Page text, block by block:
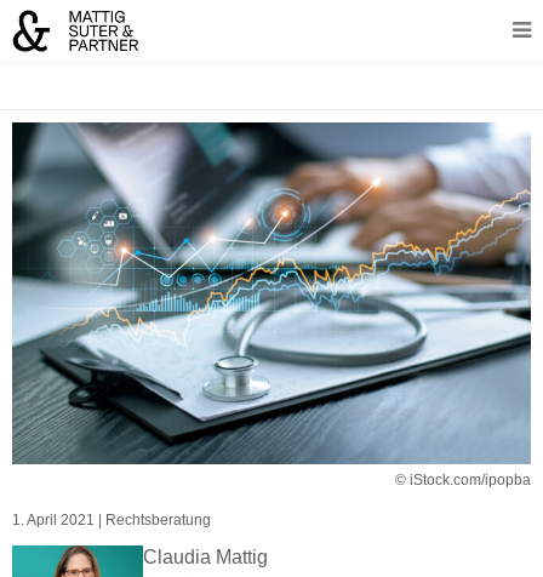
© iStock.com/ipopba
1. April 2021 | Rechtsberatung
Claudia Mattig